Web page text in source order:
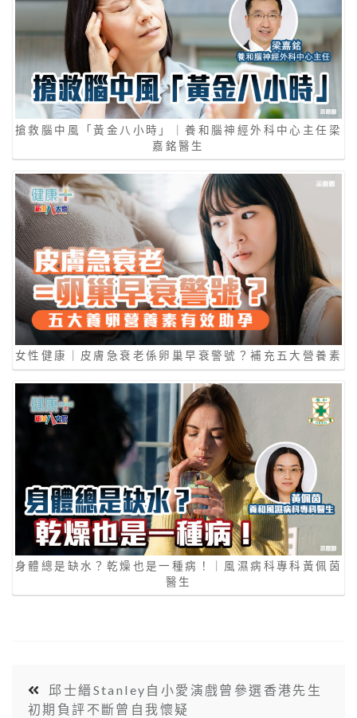
搶救腦中風「黃金八小時」｜養和腦神經外科中心主任梁
嘉銘醫生
女性健康｜皮膚急衰老係卵巢早衰警號？補充五大營養素
身體總是缺水？乾燥也是一種病！｜風濕病科專科黃佩茵
醫生
邱士縉Stanley自小愛演戲曾參選香港先生
初期負評不斷曾自我懷疑